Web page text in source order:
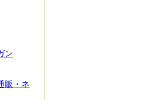
ン
販・ネ